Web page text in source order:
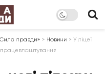
правди» > Новини > У ліцеї
працевлаштування